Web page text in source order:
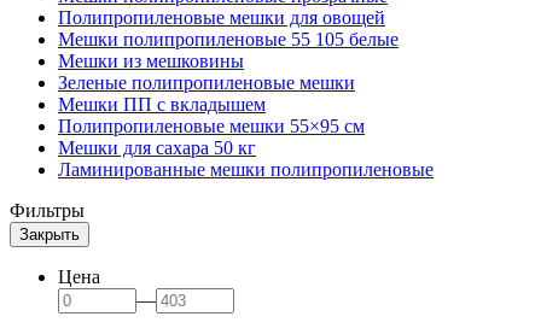
Полипропиленовые мешки для овощей
Мешки полипропиленовые 55 105 белые
Мешки из мешковины
Зеленые полипропиленовые мешки
Мешки ПП с вкладышем
Полипропиленовые мешки 55×95 см
Мешки для сахара 50 кг
Ламинированные мешки полипропиленовые
Фильтры
Закрыть
Цена
—